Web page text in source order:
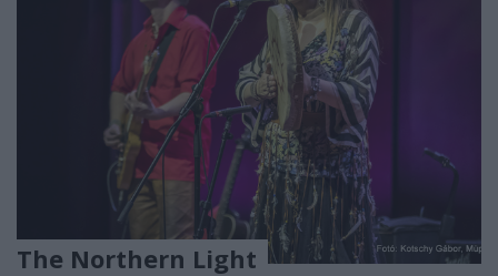
The Northern Light